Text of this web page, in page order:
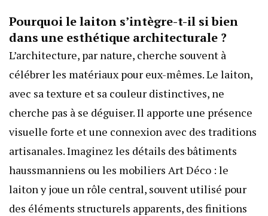
Pourquoi le laiton s’intègre-t-il si bien
dans une esthétique architecturale ?
L’architecture, par nature, cherche souvent à
célébrer les matériaux pour eux-mêmes. Le laiton,
avec sa texture et sa couleur distinctives, ne
cherche pas à se déguiser. Il apporte une présence
visuelle forte et une connexion avec des traditions
artisanales. Imaginez les détails des bâtiments
haussmanniens ou les mobiliers Art Déco : le
laiton y joue un rôle central, souvent utilisé pour
des éléments structurels apparents, des finitions